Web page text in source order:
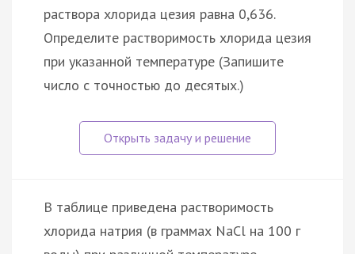
раствора хлорида цезия равна 0,636.
Определите растворимость хлорида цезия
при указанной температуре (Запишите
число с точностью до десятых.)
В таблице приведена растворимость
хлорида натрия (в граммах NaCl на 100 г